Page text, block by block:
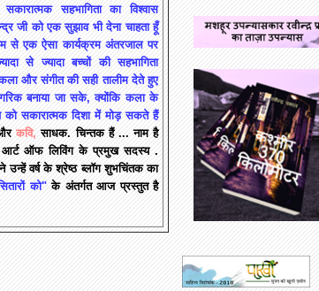
सहभागिता का विश्वास
जी को एक सुझाव भी देना चाहता हूँ
से एक ऐसा कार्यक्रम अंतरजाल पर
से ज्यादा बच्चों की सहभागिता
और संगीत की सही तालीम देते हुए
बनाया जा सके, क्योंकि कला के
को सकारात्मक दिशा में मोड़ सकते हैं
औरकवि,साधक. चिन्तक हैं ... नाम है
आर्ट ऑफ लिविंग के प्रमुख सदस्य .
उन्हें वर्ष के श्रेष्ठ ब्लॉग शुभचिंतक का
को"के अंतर्गत आज प्रस्तुत है